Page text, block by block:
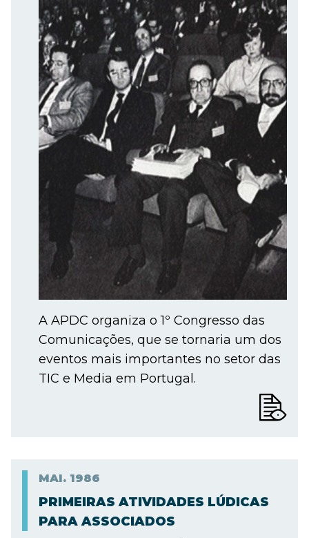
A APDC organiza o 1º Congresso das
Comunicações, que se tornaria um dos
eventos mais importantes no setor das
TIC e Media em Portugal.
MAI. 1986
PRIMEIRAS ATIVIDADES LÚDICAS
PARA ASSOCIADOS